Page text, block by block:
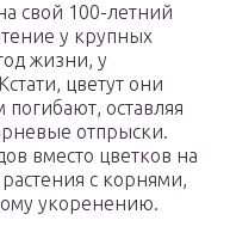
свой 100-летний
у крупных
жизни, у
цветут они
оставляя
отпрыски.
вместо цветков на
с корнями,
укоренению.